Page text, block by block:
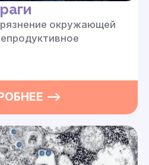
окружающей
—>